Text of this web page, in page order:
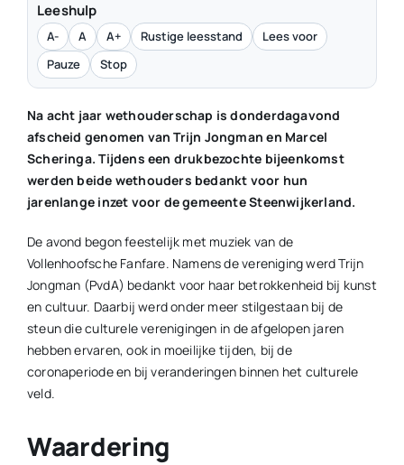
Leeshulp
A- A A+ Rustige leesstand
Lees voor
Pauze
Stop
Na acht jaar wethouderschap is donderdagavond
afscheid genomen van Trijn Jongman en Marcel
Scheringa. Tijdens een drukbezochte bijeenkomst
werden beide wethouders bedankt voor hun
jarenlange inzet voor de gemeente Steenwijkerland.
De avond begon feestelijk met muziek van de
Vollenhoofsche Fanfare. Namens de vereniging werd Trijn
Jongman (PvdA) bedankt voor haar betrokkenheid bij kunst
en cultuur. Daarbij werd onder meer stilgestaan bij de
steun die culturele verenigingen in de afgelopen jaren
hebben ervaren, ook in moeilijke tijden, bij de
coronaperiode en bij veranderingen binnen het culturele
veld.
Waardering